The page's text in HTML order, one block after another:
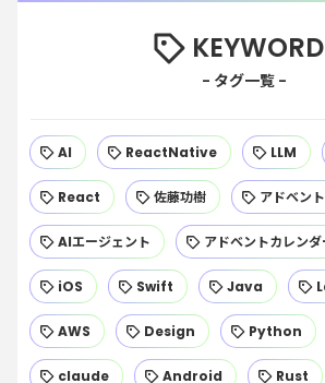
KEYWORD
AI ReactNative LLM
React 佐藤功樹 アドベン
AIエージェント アドベントカレン
iOS Swift Java
AWS Design Python
claude Android Rust